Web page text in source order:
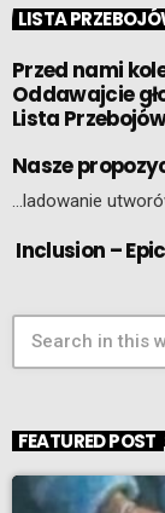
LISTA
Przed nami
Oddawajcie
Lista
Nasze
…ladowanie
Inclusion –
FEATURED POST